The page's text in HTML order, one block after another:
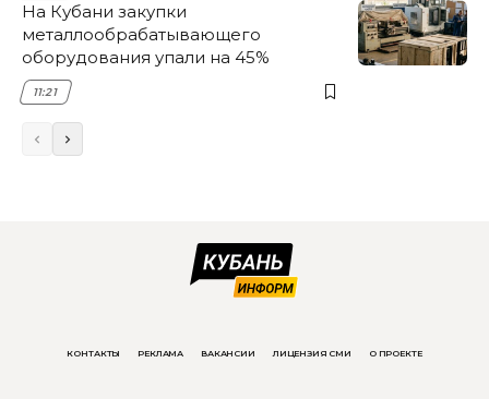
На Кубани закупки
металлообрабатывающего
оборудования упали на 45%
11:21
КОНТАКТЫ РЕКЛАМА ВАКАНСИИ ЛИЦЕНЗИЯ СМИ О ПРОЕКТЕ